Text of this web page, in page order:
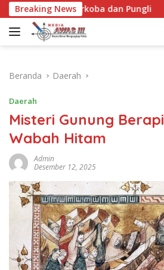
Langsung
ke
konten
Breaking News
dan Pungli Pelepasan
Beranda Daerah
Daerah
Misteri Gunung
Wabah Hitam
Admin
Desember 12, 2025